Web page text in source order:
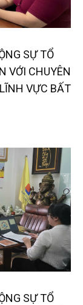
SỰ TỔ
VỚI CHUYÊN
VỰC BẤT
SỰ TỔ